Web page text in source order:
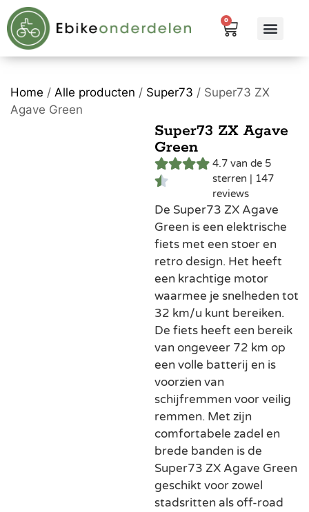
0
Home / Alle producten / Super73 / Super73 ZX
Agave Green
Super73 ZX Agave
Green
4.7 van de 5
sterren | 147
reviews
De Super73 ZX Agave
Green is een elektrische
fiets met een stoer en
retro design. Het heeft
een krachtige motor
waarmee je snelheden tot
32 km/u kunt bereiken.
De fiets heeft een bereik
van ongeveer 72 km op
een volle batterij en is
voorzien van
schijfremmen voor veilig
remmen. Met zijn
comfortabele zadel en
brede banden is de
Super73 ZX Agave Green
geschikt voor zowel
stadsritten als off-road